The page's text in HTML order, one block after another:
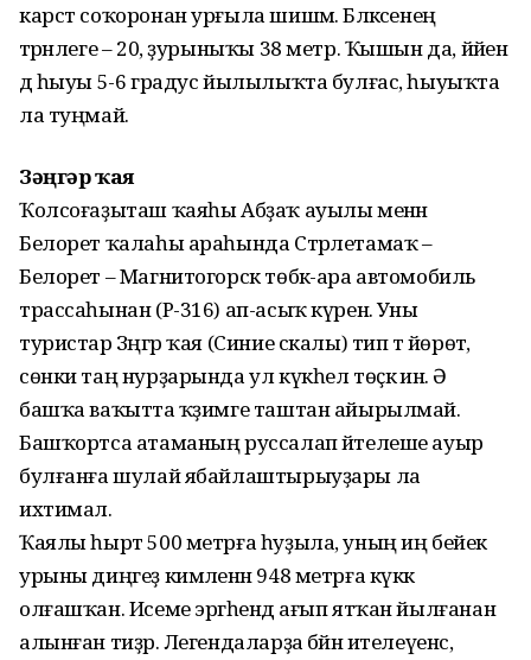
карст соҡоронан урғыла шишмә. Бәләкәсенең
тәрәнлеге – 20, ҙурыныҡы 38 метр. Ҡышын да, йәйен
дә һыуы 5-6 градус йылылыҡта булғас, һыуыҡта
ла туңмай.
Зәңгәр ҡая
Ҡолсоғаҙыташ ҡаяһы Абҙаҡ ауылы менән
Белорет ҡалаһы араһында Стәрлетамаҡ –
Белорет – Магнитогорск төбәк-ара автомобиль
трассаһынан (Р-316) ап-асыҡ күренә. Уны
туристар Зәңгәр ҡая (Синие скалы) тип тә йөрөтә,
сөнки таң нурҙарында ул күкһел төҫкә инә. Ә
башҡа ваҡытта ҡәҙимге таштан айырылмай.
Башҡортса атаманың руссалап әйтелеше ауыр
булғанға шулай ябайлаштырыуҙары ла
ихтимал.
Ҡаялы һырт 500 метрға һуҙыла, уның иң бейек
урыны диңгеҙ кимәленән 948 метрға күккә
олғашҡан. Исеме эргәһендә ағып ятҡан йылғанан
алынған тиҙәр. Легендаларҙа бәйән ителеүенсә,